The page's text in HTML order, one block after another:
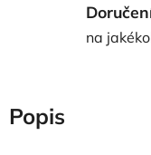
na
Popis